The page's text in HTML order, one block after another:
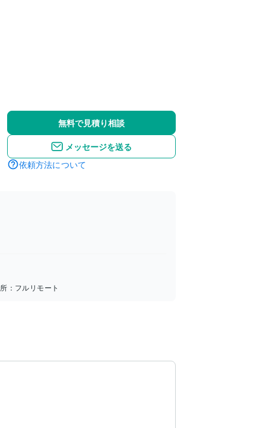
無料で見積り相談
メッセージを送る
依頼方法について
： フルリモート